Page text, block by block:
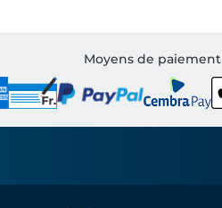
Moyens de paiement